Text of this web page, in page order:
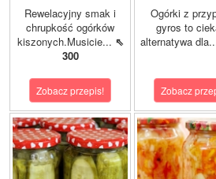
Rewelacyjny smak i
chrupkość ogórków
kiszonych.Musicie... ⇖
300
Zobacz przepis!
Ogórki z
gyros to
alternatywa
Zobacz